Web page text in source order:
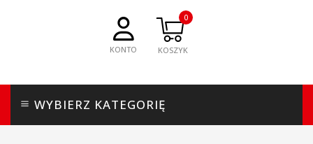
KONTO
0
WYBIERZ KATEGORIĘ